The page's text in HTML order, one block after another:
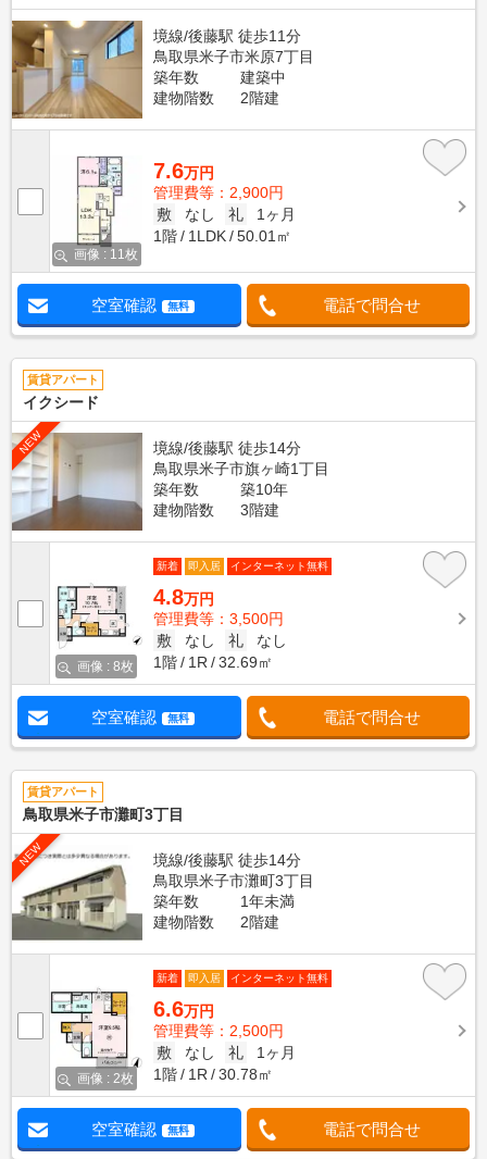
境線/後藤駅 徒歩11分
鳥取県米子市米原7丁目
築年数
建築中
建物階数
2階建
画像 : 11枚
7.6万円
管理費等：2,900円
敷
なし 礼
1ヶ月
1階
1LDK 50.01㎡
空室確認 無料 電話で問合せ
賃貸アパート
イクシード
NEW
境線/後藤駅 徒歩14分
鳥取県米子市旗ヶ崎1丁目
築年数
築10年
建物階数
3階建
画像 : 8枚
新着 即入居 インターネット無料
4.8万円
管理費等：3,500円
敷
なし 礼
なし
1階
1R 32.69㎡
空室確認 無料 電話で問合せ
賃貸アパート
鳥取県米子市灘町3丁目
NEW
境線/後藤駅 徒歩14分
鳥取県米子市灘町3丁目
築年数
1年未満
建物階数
2階建
画像 : 2枚
新着 即入居 インターネット無料
6.6万円
管理費等：2,500円
敷
なし 礼
1ヶ月
1階
1R 30.78㎡
空室確認 無料 電話で問合せ